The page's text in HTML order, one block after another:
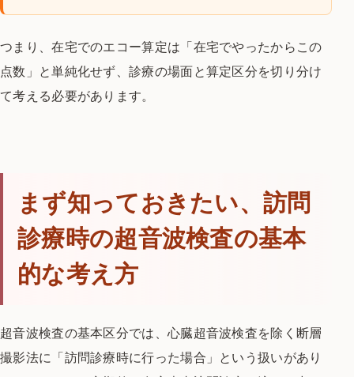
つまり、在宅でのエコー算定は「在宅でやったからこの
点数」と単純化せず、診療の場面と算定区分を切り分け
て考える必要があります。
まず知っておきたい、訪問
診療時の超音波検査の基本
的な考え方
超音波検査の基本区分では、心臓超音波検査を除く断層
撮影法に「訪問診療時に行った場合」という扱いがあり